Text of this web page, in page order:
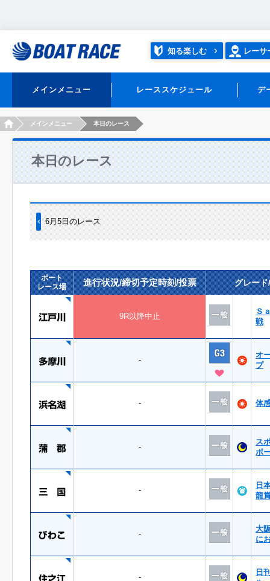
知る楽しむ レーサ
メインメニュー レーススケジュール デ
HOMEメインメニュー 本日のレース
本日のレース
6月5日のレース
ボート
レース場
進行状況/締切予定時刻/投票 グレー
9R以降中止
Ｓ
戦
-
オ
プ
- 体
-
ス
ボ
-
日
龍
-
大
に
-
日